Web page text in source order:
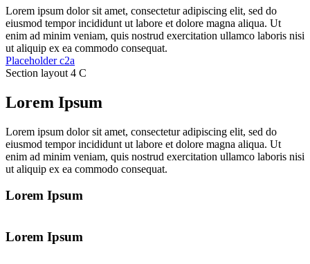
Lorem ipsum dolor sit amet, consectetur adipiscing elit, sed do
eiusmod tempor incididunt ut labore et dolore magna aliqua. Ut
enim ad minim veniam, quis nostrud exercitation ullamco laboris nisi
ut aliquip ex ea commodo consequat.
Placeholder c2a
Section layout 4 C
Lorem Ipsum
Lorem ipsum dolor sit amet, consectetur adipiscing elit, sed do
eiusmod tempor incididunt ut labore et dolore magna aliqua. Ut
enim ad minim veniam, quis nostrud exercitation ullamco laboris nisi
ut aliquip ex ea commodo consequat.
Lorem Ipsum
Lorem Ipsum